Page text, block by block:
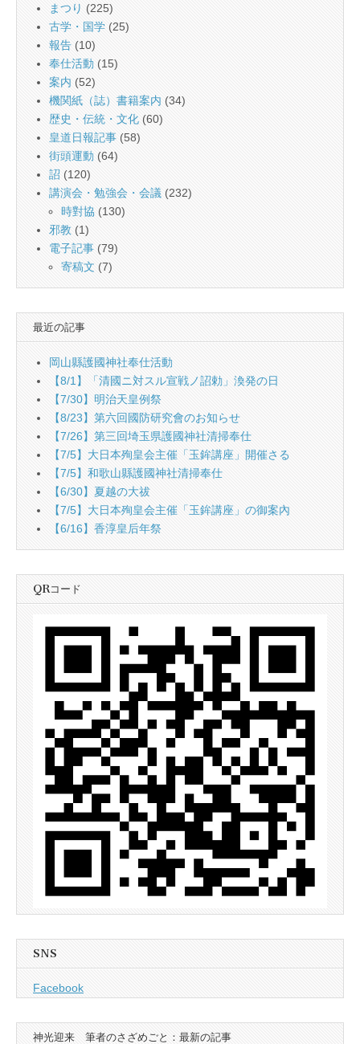
まつり (225)
古学・国学 (25)
報告 (10)
奉仕活動 (15)
案内 (52)
機関紙（誌）書籍案内 (34)
歴史・伝統・文化 (60)
皇道日報記事 (58)
街頭運動 (64)
詔 (120)
講演会・勉強会・会議 (232)
時對協 (130)
邪教 (1)
電子記事 (79)
寄稿文 (7)
最近の記事
岡山縣護國神社奉仕活動
【8/1】「清國ニ対スル宣戦ノ詔勅」渙発の日
【7/30】明治天皇例祭
【8/23】第六回國防研究會のお知らせ
【7/26】第三回埼玉県護國神社清掃奉仕
【7/5】大日本殉皇会主催「玉鉾講座」開催さる
【7/5】和歌山縣護國神社清掃奉仕
【6/30】夏越の大祓
【7/5】大日本殉皇会主催「玉鉾講座」の御案內
【6/16】香淳皇后年祭
QRコード
SNS
Facebook
神光迎来 筆者のさざめごと：最新の記事